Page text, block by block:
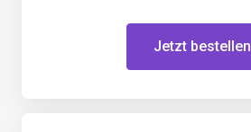
Jetzt bestellen